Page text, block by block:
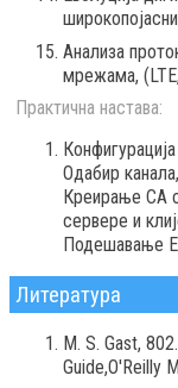
Анализа
мрежама,
Практична настава:
Одабир
Креирање CA
сервере и
Подешавање
Литература
M. S. Gast,
Guide,O'Reilly